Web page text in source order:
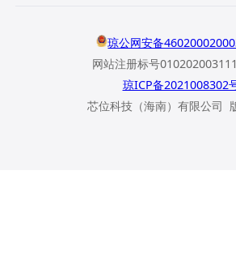
琼公网安备
网站注册标号
琼ICP备2021008302
芯位科技（海南）有限公司